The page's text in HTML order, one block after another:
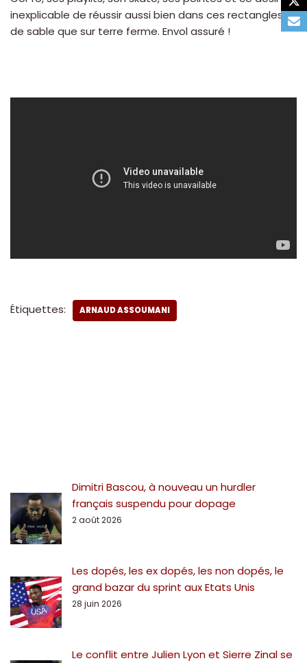
inexplicable de réussir aussi bien dans ces rectangles
de sable que sur terre ferme. Envol assuré !
Étiquettes: ARNAUD ASSOUMANI
Dimitri Bascou, à nouveau un hurdler
français suspendu pour dopage
2 août 2026
Les dopés, les ex dopés, les non dopés, le
grand bazar du sprint aux Etats Unis
28 juin 2026
Le conflit entre Julien Lyon et Sierre Zinal se